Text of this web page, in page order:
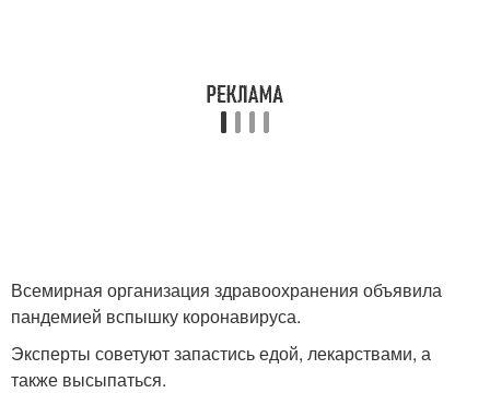
Всемирная организация здравоохранения объявила
пандемией вспышку коронавируса.
Эксперты советуют запастись едой, лекарствами, а
также высыпаться.